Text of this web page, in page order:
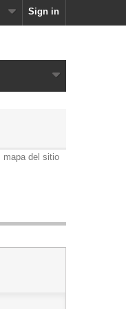
Sign in
mapa del sitio